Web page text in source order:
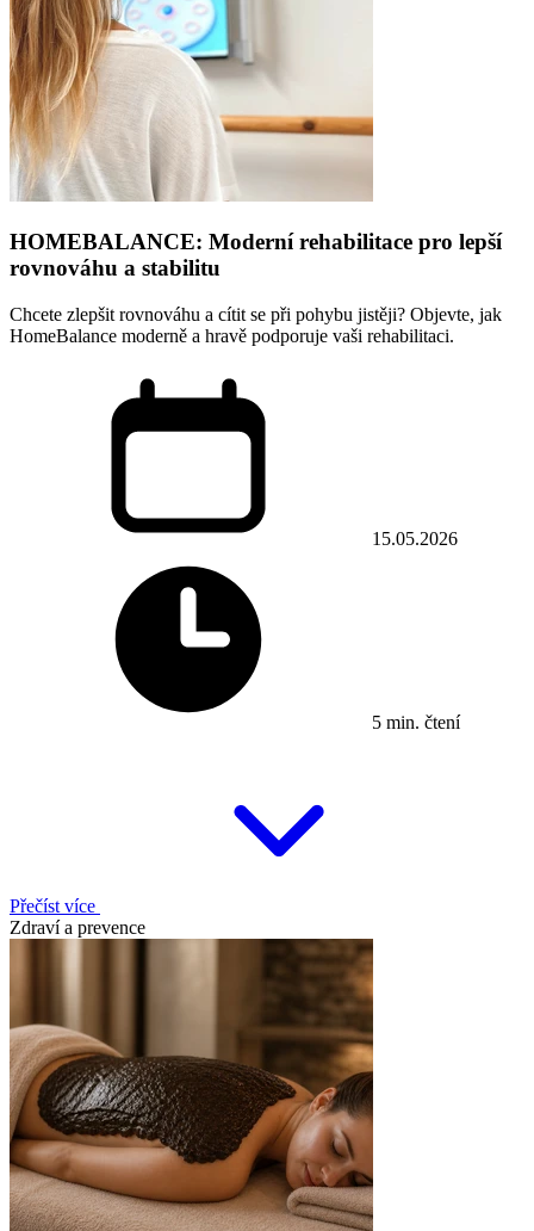
HOMEBALANCE: Moderní rehabilitace pro lepší
rovnováhu a stabilitu
Chcete zlepšit rovnováhu a cítit se při pohybu jistěji? Objevte, jak
HomeBalance moderně a hravě podporuje vaši rehabilitaci.
15.05.2026
5 min. čtení
Přečíst více
Zdraví a prevence